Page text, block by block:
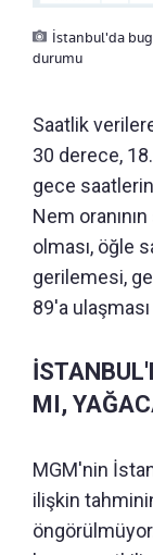
İstanbul'da
durumu
Saatlik
30 derece,
gece
Nem
olması, öğle
gerilemesi,
89'a
MI,
MGM'nin
ilişkin